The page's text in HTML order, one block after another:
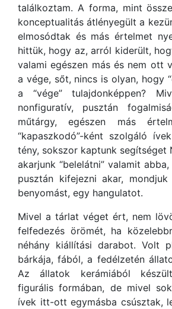
találkoztam. A forma, mint
konceptualitás átlényegült a
elmosódtak és más értelmet
hittük, hogy az, arról kiderült,
valami egészen más és nem ott
a vége, sőt, nincs is olyan, hogy
a “vége” tulajdonképpen?
nonfiguratív, pusztán
műtárgy, egészen más
“kapaszkodó”-ként szolgáló
tény, sokszor kaptunk segítséget
akarjunk “belelátni” valamit
pusztán kifejezni akar,
benyomást, egy hangulatot.
Mivel a tárlat véget ért, nem
felfedezés örömét, ha
néhány kiállítási darabot. Volt
bárkája, fából, a fedélzetén
Az állatok kerámiából
figurális formában, de mivel
ívek itt-ott egymásba csúsztak,